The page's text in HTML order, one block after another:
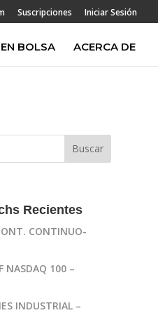
Suscripciones Iniciar Sesión
BOLSA ACERCA DE
Recientes
CONTINUO-
NASDAQ 100 –
INDUSTRIAL –